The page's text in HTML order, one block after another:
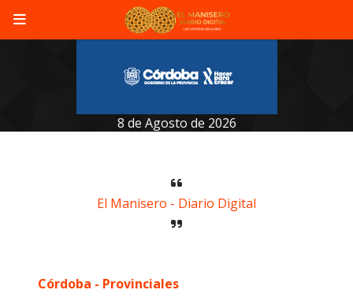
8 de Agosto de 2026
El Manisero - Diario Digital
Córdoba - Provinciales